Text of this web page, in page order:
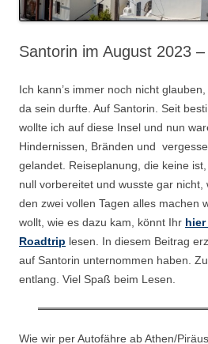
Santorin im August 2023
Ich kann’s immer noch nicht
da sein durfte. Auf Santorin. Seit
wollte ich auf diese Insel und nun
Hindernissen, Bränden und
gelandet. Reiseplanung, die keine
null vorbereitet und wusste gar nicht,
den zwei vollen Tagen alles machen
wollt, wie es dazu kam, könnt Ihr
Roadtrip lesen. In diesem Beitrag
auf Santorin unternommen haben.
entlang. Viel Spaß beim Lesen.
Wie wir per Autofähre ab Athen/